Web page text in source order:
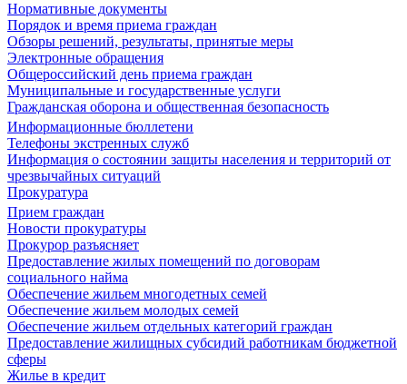
Нормативные документы
Порядок и время приема граждан
Обзоры решений, результаты, принятые меры
Электронные обращения
Общероссийский день приема граждан
Муниципальные и государственные услуги
Гражданская оборона и общественная безопасность
Информационные бюллетени
Телефоны экстренных служб
Информация о состоянии защиты населения и территорий от
чрезвычайных ситуаций
Прокуратура
Прием граждан
Новости прокуратуры
Прокурор разъясняет
Предоставление жилых помещений по договорам
социального найма
Обеспечение жильем многодетных семей
Обеспечение жильем молодых семей
Обеспечение жильем отдельных категорий граждан
Предоставление жилищных субсидий работникам бюджетной
сферы
Жилье в кредит